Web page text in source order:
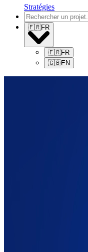
Stratégies
🇫🇷FR
🇫🇷FR
🇬🇧EN